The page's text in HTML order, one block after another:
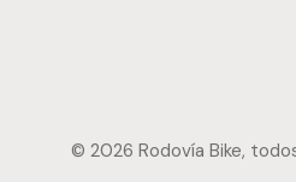
© 2026 Rodovía Bike,